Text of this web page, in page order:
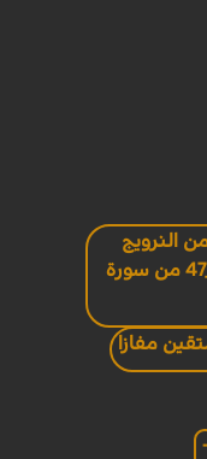
النرويج
جعفر الخزعلي للآيات 42_47 من سورة
مفازا